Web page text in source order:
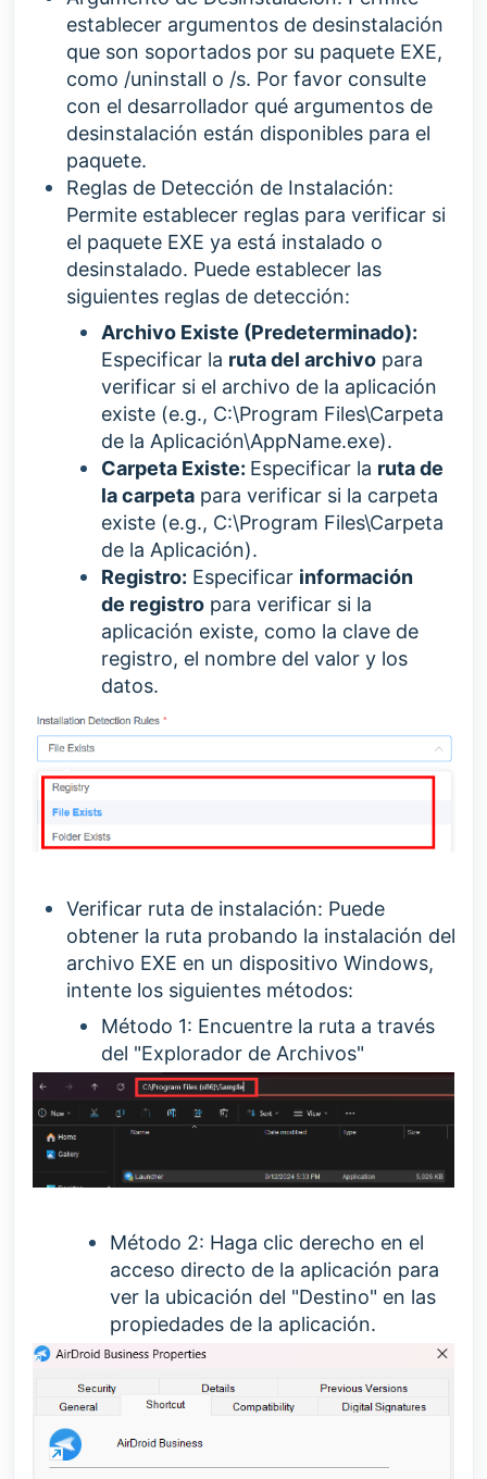
establecer argumentos de desinstalación
que son soportados por su paquete EXE,
como /uninstall o /s. Por favor consulte
con el desarrollador qué argumentos de
desinstalación están disponibles para el
paquete.
Reglas de Detección de Instalación:
Permite establecer reglas para verificar si
el paquete EXE ya está instalado o
desinstalado. Puede establecer las
siguientes reglas de detección:
Archivo Existe (Predeterminado):
Especificar la ruta del archivo para
verificar si el archivo de la aplicación
existe (e.g., C:\Program Files\Carpeta
de la Aplicación\AppName.exe).
Carpeta Existe: Especificar la ruta de
la carpeta para verificar si la carpeta
existe (e.g., C:\Program Files\Carpeta
de la Aplicación).
Registro: Especificar información
de registro para verificar si la
aplicación existe, como la clave de
registro, el nombre del valor y los
datos.
Verificar ruta de instalación: Puede
obtener la ruta probando la instalación del
archivo EXE en un dispositivo Windows,
intente los siguientes métodos:
Método 1: Encuentre la ruta a través
del "Explorador de Archivos"
Método 2: Haga clic derecho en el
acceso directo de la aplicación para
ver la ubicación del "Destino" en las
propiedades de la aplicación.